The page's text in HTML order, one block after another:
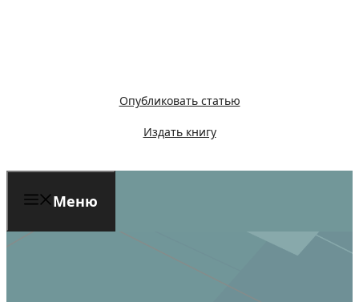
Опубликовать статью
Издать книгу
Меню